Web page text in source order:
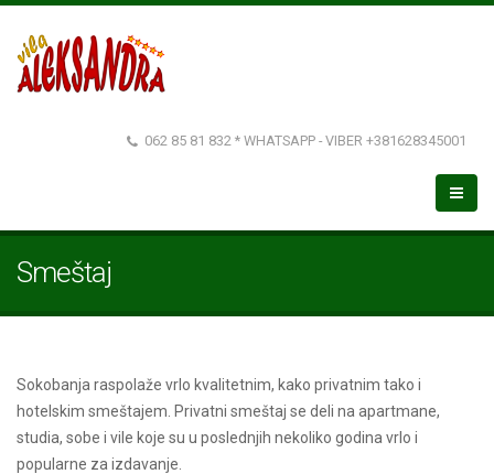
062 85 81 832 * WHATSAPP - VIBER +381628345001
Smeštaj
Sokobanja raspolaže vrlo kvalitetnim, kako privatnim tako i
hotelskim smeštajem. Privatni smeštaj se deli na apartmane,
studia, sobe i vile koje su u poslednjih nekoliko godina vrlo i
popularne za izdavanje.